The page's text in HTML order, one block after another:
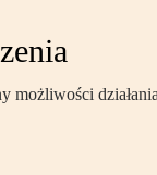
możliwości